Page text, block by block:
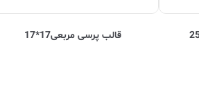
قالب پرسی مربعی17*17